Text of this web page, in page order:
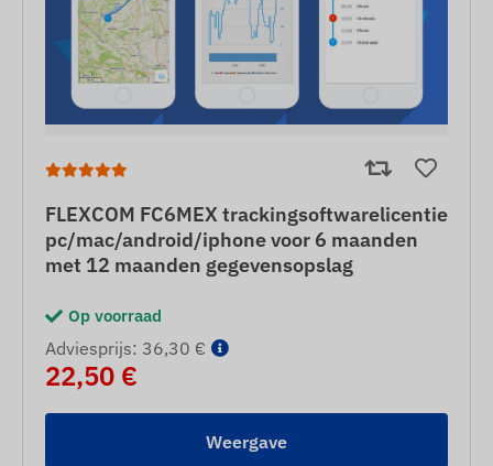
FLEXCOM FC6MEX trackingsoftwarelicentie
pc/mac/android/iphone voor 6 maanden
met 12 maanden gegevensopslag
Op voorraad
Adviesprijs: 36,30 €
22,50 €
Weergave